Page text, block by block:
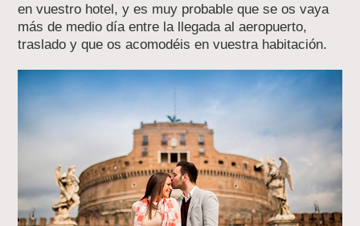
en vuestro hotel, y es muy probable que se os vaya
más de medio día entre la llegada al aeropuerto,
traslado y que os acomodéis en vuestra habitación.